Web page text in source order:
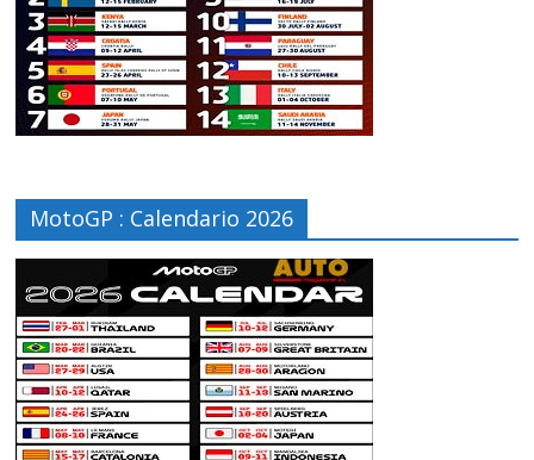
MotoGP : Calendario 2026